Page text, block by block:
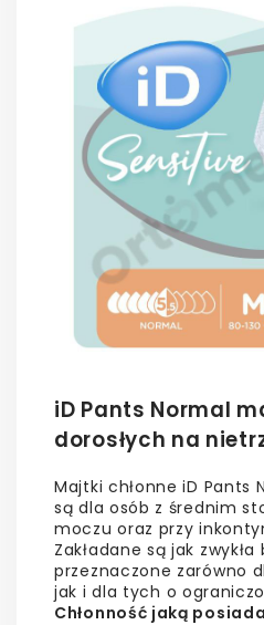
iD Pants Normal
dorosłych na
Majtki chłonne iD Pants
są dla osób z średnim
moczu oraz przy
Zakładane są jak zwykła
przeznaczone zarówno
jak i dla tych o
Chłonność jaką